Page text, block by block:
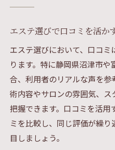
エステ選びで口コミを活か
エステ選びにおいて、口コ
ります。特に静岡県沼津市
合、利用者のリアルな声を
術内容やサロンの雰囲気、
把握できます。口コミを活用
ミを比較し、同じ評価が繰
目しましょう。